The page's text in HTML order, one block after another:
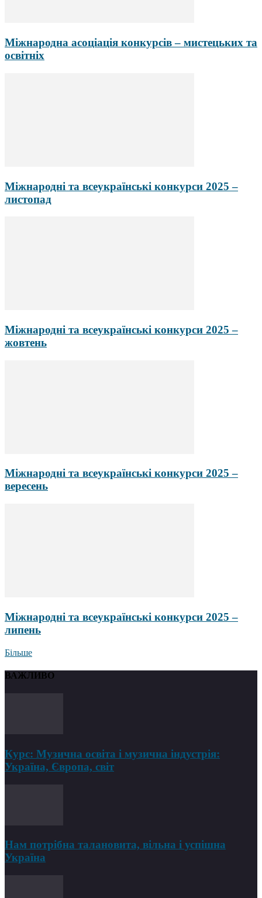
Міжнародна асоціація конкурсів – мистецьких та
освітніх
Міжнародні та всеукраїнські конкурси 2025 –
листопад
Міжнародні та всеукраїнські конкурси 2025 –
жовтень
Міжнародні та всеукраїнські конкурси 2025 –
вересень
Міжнародні та всеукраїнські конкурси 2025 –
липень
Більше
ВАЖЛИВО
Курс: Музична освіта і музична індустрія:
Україна, Європа, світ
Нам потрібна талановита, вільна і успішна
Україна